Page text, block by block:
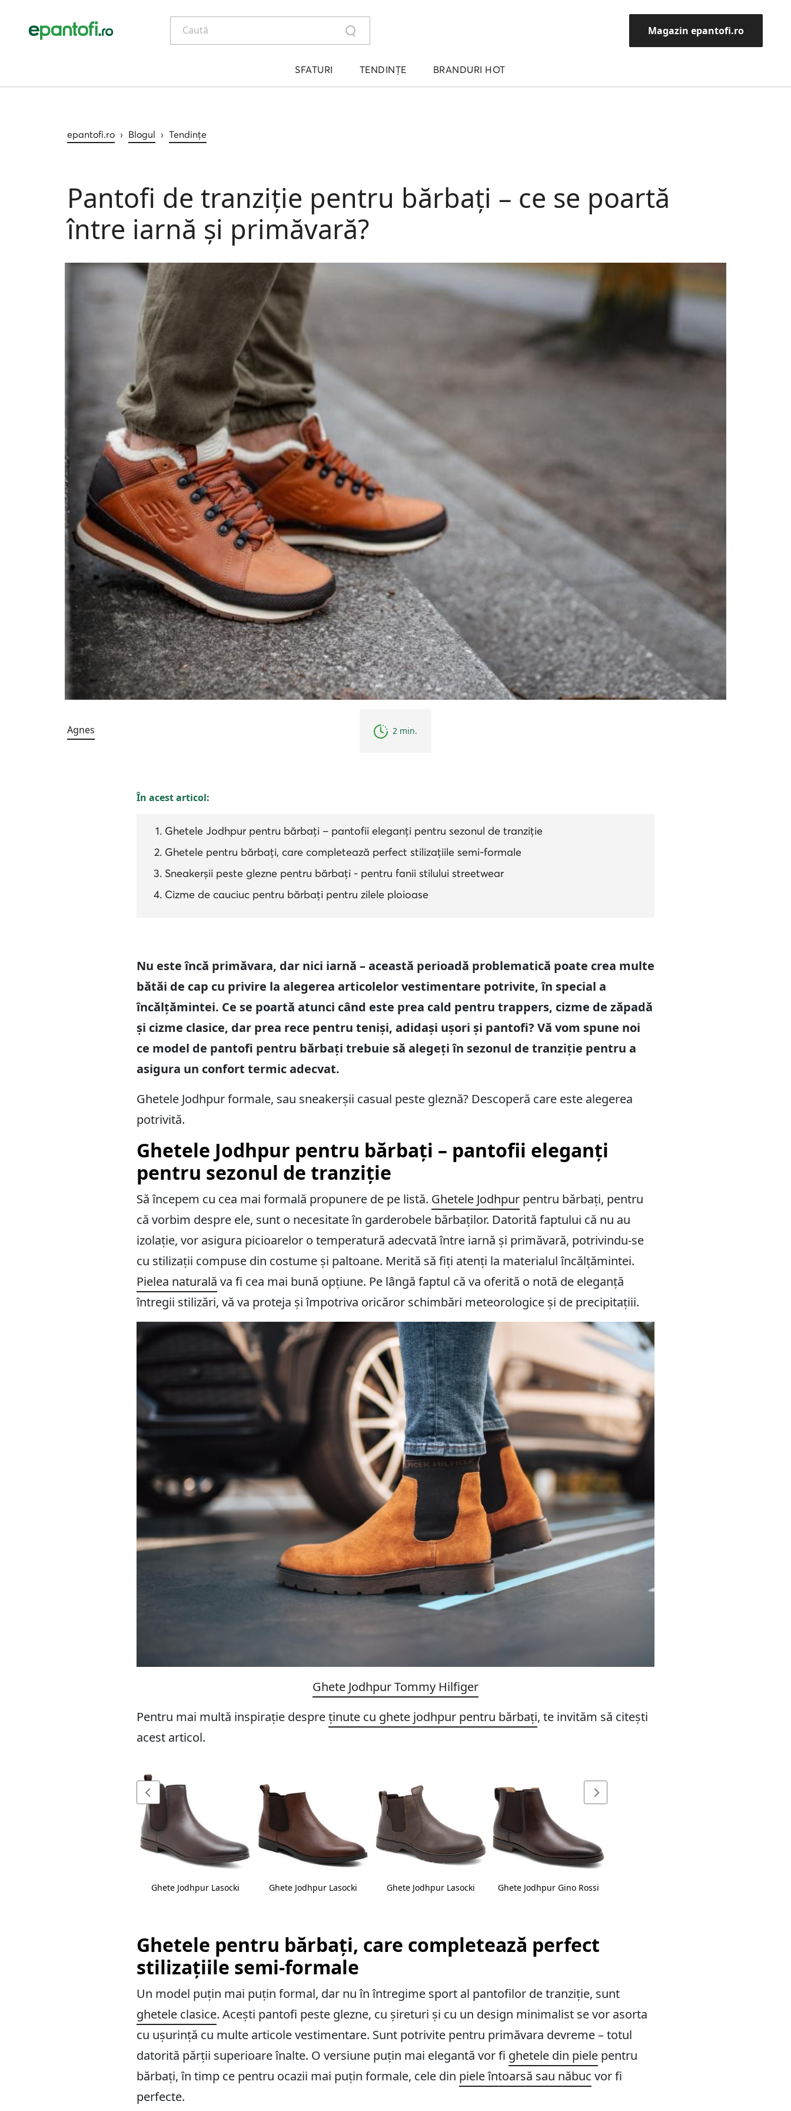
Caută Magazin epantofi.ro
SFATURI TENDINȚE BRANDURI HOT
epantofi.ro › Blogul › Tendințe
Pantofi de tranziție pentru bărbați – ce se poartă
între iarnă și primăvară?
Tendințe
Agnes 2 min.
În acest articol:
Ghetele Jodhpur pentru bărbați – pantofii eleganți pentru sezonul de tranziție
Ghetele pentru bărbați, care completează perfect stilizațiile semi-formale
Sneakerșii peste glezne pentru bărbați - pentru fanii stilului streetwear
Cizme de cauciuc pentru bărbați pentru zilele ploioase
Nu este încă primăvara, dar nici iarnă – această perioadă problematică poate crea multe
bătăi de cap cu privire la alegerea articolelor vestimentare potrivite, în special a
încălțămintei. Ce se poartă atunci când este prea cald pentru trappers, cizme de zăpadă
și cizme clasice, dar prea rece pentru teniși, adidași ușori și pantofi? Vă vom spune noi
ce model de pantofi pentru bărbați trebuie să alegeți în sezonul de tranziție pentru a
asigura un confort termic adecvat.
Ghetele Jodhpur formale, sau sneakerșii casual peste gleznă? Descoperă care este alegerea
potrivită.
Ghetele Jodhpur pentru bărbați – pantofii eleganți
pentru sezonul de tranziție
Să începem cu cea mai formală propunere de pe listă. Ghetele Jodhpur pentru bărbați, pentru
că vorbim despre ele, sunt o necesitate în garderobele bărbaților. Datorită faptului că nu au
izolație, vor asigura picioarelor o temperatură adecvată între iarnă și primăvară, potrivindu-se
cu stilizații compuse din costume și paltoane. Merită să fiți atenți la materialul încălțămintei.
Pielea naturală va fi cea mai bună opțiune. Pe lângă faptul că va oferită o notă de eleganță
întregii stilizări, vă va proteja și împotriva oricăror schimbări meteorologice și de precipitațiii.
Ghete Jodhpur Tommy Hilfiger
Pentru mai multă inspirație despreținute cu ghete jodhpur pentru bărbați, te invităm să citești
acest articol.
Ghete Jodhpur Lasocki Ghete Jodhpur Lasocki Ghete Jodhpur Lasocki Ghete Jodhpur Gino Rossi
Ghetele pentru bărbați, care completează perfect
stilizațiile semi-formale
Un model puțin mai puțin formal, dar nu în întregime sport al pantofilor de tranziție, sunt
ghetele clasice. Acești pantofi peste glezne, cu șireturi și cu un design minimalist se vor asorta
cu ușurință cu multe articole vestimentare. Sunt potrivite pentru primăvara devreme – totul
datorită părții superioare înalte. O versiune puțin mai elegantă vor fi ghetele din piele pentru
bărbați, în timp ce pentru ocazii mai puțin formale, cele din piele întoarsă sau năbuc vor fi
perfecte.